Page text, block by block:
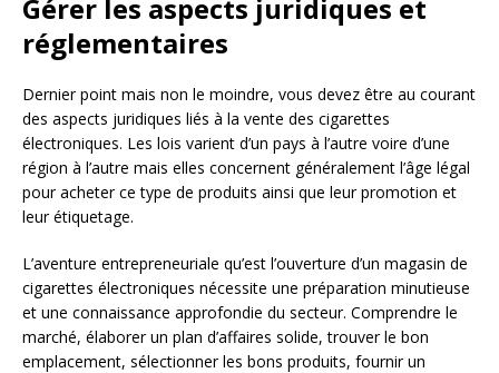
Gérer les aspects juridiques et
réglementaires
Dernier point mais non le moindre, vous devez être au courant
des aspects juridiques liés à la vente des cigarettes
électroniques. Les lois varient d’un pays à l’autre voire d’une
région à l’autre mais elles concernent généralement l’âge légal
pour acheter ce type de produits ainsi que leur promotion et
leur étiquetage.
L’aventure entrepreneuriale qu’est l’ouverture d’un magasin de
cigarettes électroniques nécessite une préparation minutieuse
et une connaissance approfondie du secteur. Comprendre le
marché, élaborer un plan d’affaires solide, trouver le bon
emplacement, sélectionner les bons produits, fournir un